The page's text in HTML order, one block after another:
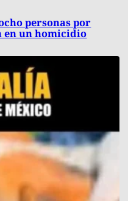
personas por
en un homicidio